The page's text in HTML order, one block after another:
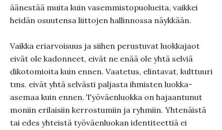
äänestää muita kuin vasemmistopuolueita, vaikkei
heidän osuutensa liittojen hallinnossa näykkään.
Vaikka eriarvoisuus ja siihen perustuvat luokkajaot
eivät ole kadonneet, eivät ne enää ole yhtä selviä
dikotomioita kuin ennen. Vaatetus, elintavat, kulttuuri
tms. eivät yhtä selvästi paljasta ihmisten luokka-
asemaa kuin ennen. Työväenluokka on hajaantunut
moniin erilaisiin kerrostumiin ja ryhmiin. Yhtenäistä
tai edes yhteistä työväenluokan identiteettiä ei